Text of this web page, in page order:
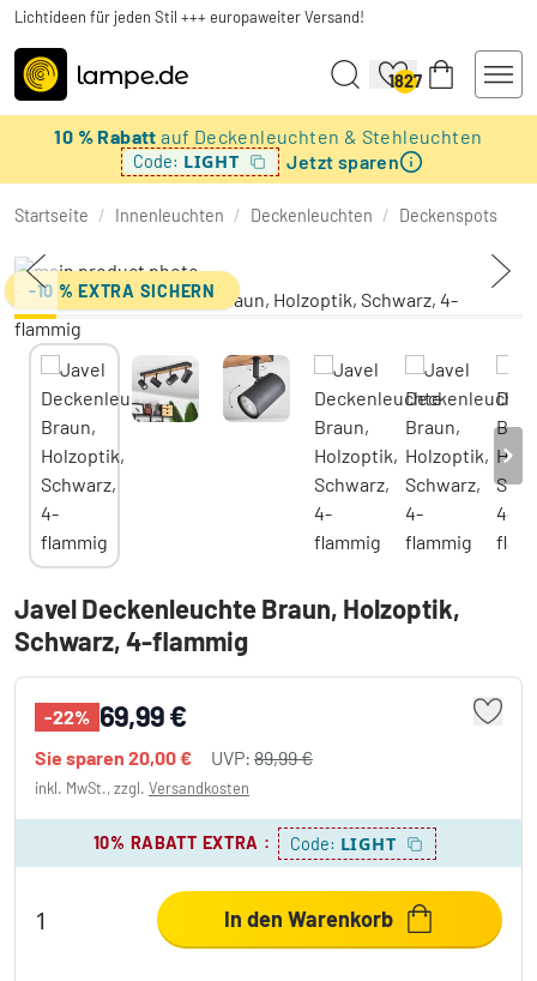
Lichtideen für jeden Stil +++ europaweiter Versand!
1827
10 % Rabattauf Deckenleuchten & Stehleuchten
Code: LIGHT Jetzt sparen
Startseite / Innenleuchten / Deckenleuchten / Deckenspots
-10 % EXTRA SICHERN
Javel Deckenleuchte Braun, Holzoptik,
Schwarz, 4-flammig
-22% 69,99 €
Sie sparen 20,00 € UVP: 89,99 €
inkl. MwSt., zzgl. Versandkosten
10% RABATT EXTRA : Code: LIGHT
In den Warenkorb